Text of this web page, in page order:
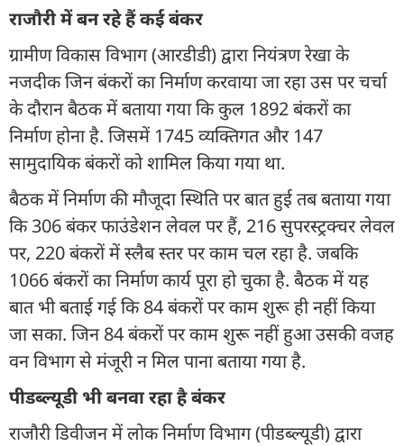
राजौरी में बन रहे हैं कई बंकर
ग्रामीण विकास विभाग (आरडीडी) द्वारा नियंत्रण रेखा के
नजदीक जिन बंकरों का निर्माण करवाया जा रहा उस पर चर्चा
के दौरान बैठक में बताया गया कि कुल 1892 बंकरों का
निर्माण होना है. जिसमें 1745 व्यक्तिगत और 147
सामुदायिक बंकरों को शामिल किया गया था.
बैठक में निर्माण की मौजूदा स्थिति पर बात हुई तब बताया गया
कि 306 बंकर फाउंडेशन लेवल पर हैं, 216 सुपरस्ट्रक्चर लेवल
पर, 220 बंकरों में स्लैब स्तर पर काम चल रहा है. जबकि
1066 बंकरों का निर्माण कार्य पूरा हो चुका है. बैठक में यह
बात भी बताई गई कि 84 बंकरों पर काम शुरू ही नहीं किया
जा सका. जिन 84 बंकरों पर काम शुरू नहीं हुआ उसकी वजह
वन विभाग से मंजूरी न मिल पाना बताया गया है.
पीडब्ल्यूडी भी बनवा रहा है बंकर
राजौरी डिवीजन में लोक निर्माण विभाग (पीडब्ल्यूडी) द्वारा